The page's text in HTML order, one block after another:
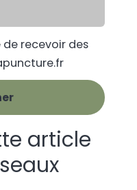
recevoir des
article